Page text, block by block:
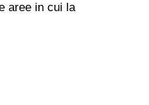
aree in cui la